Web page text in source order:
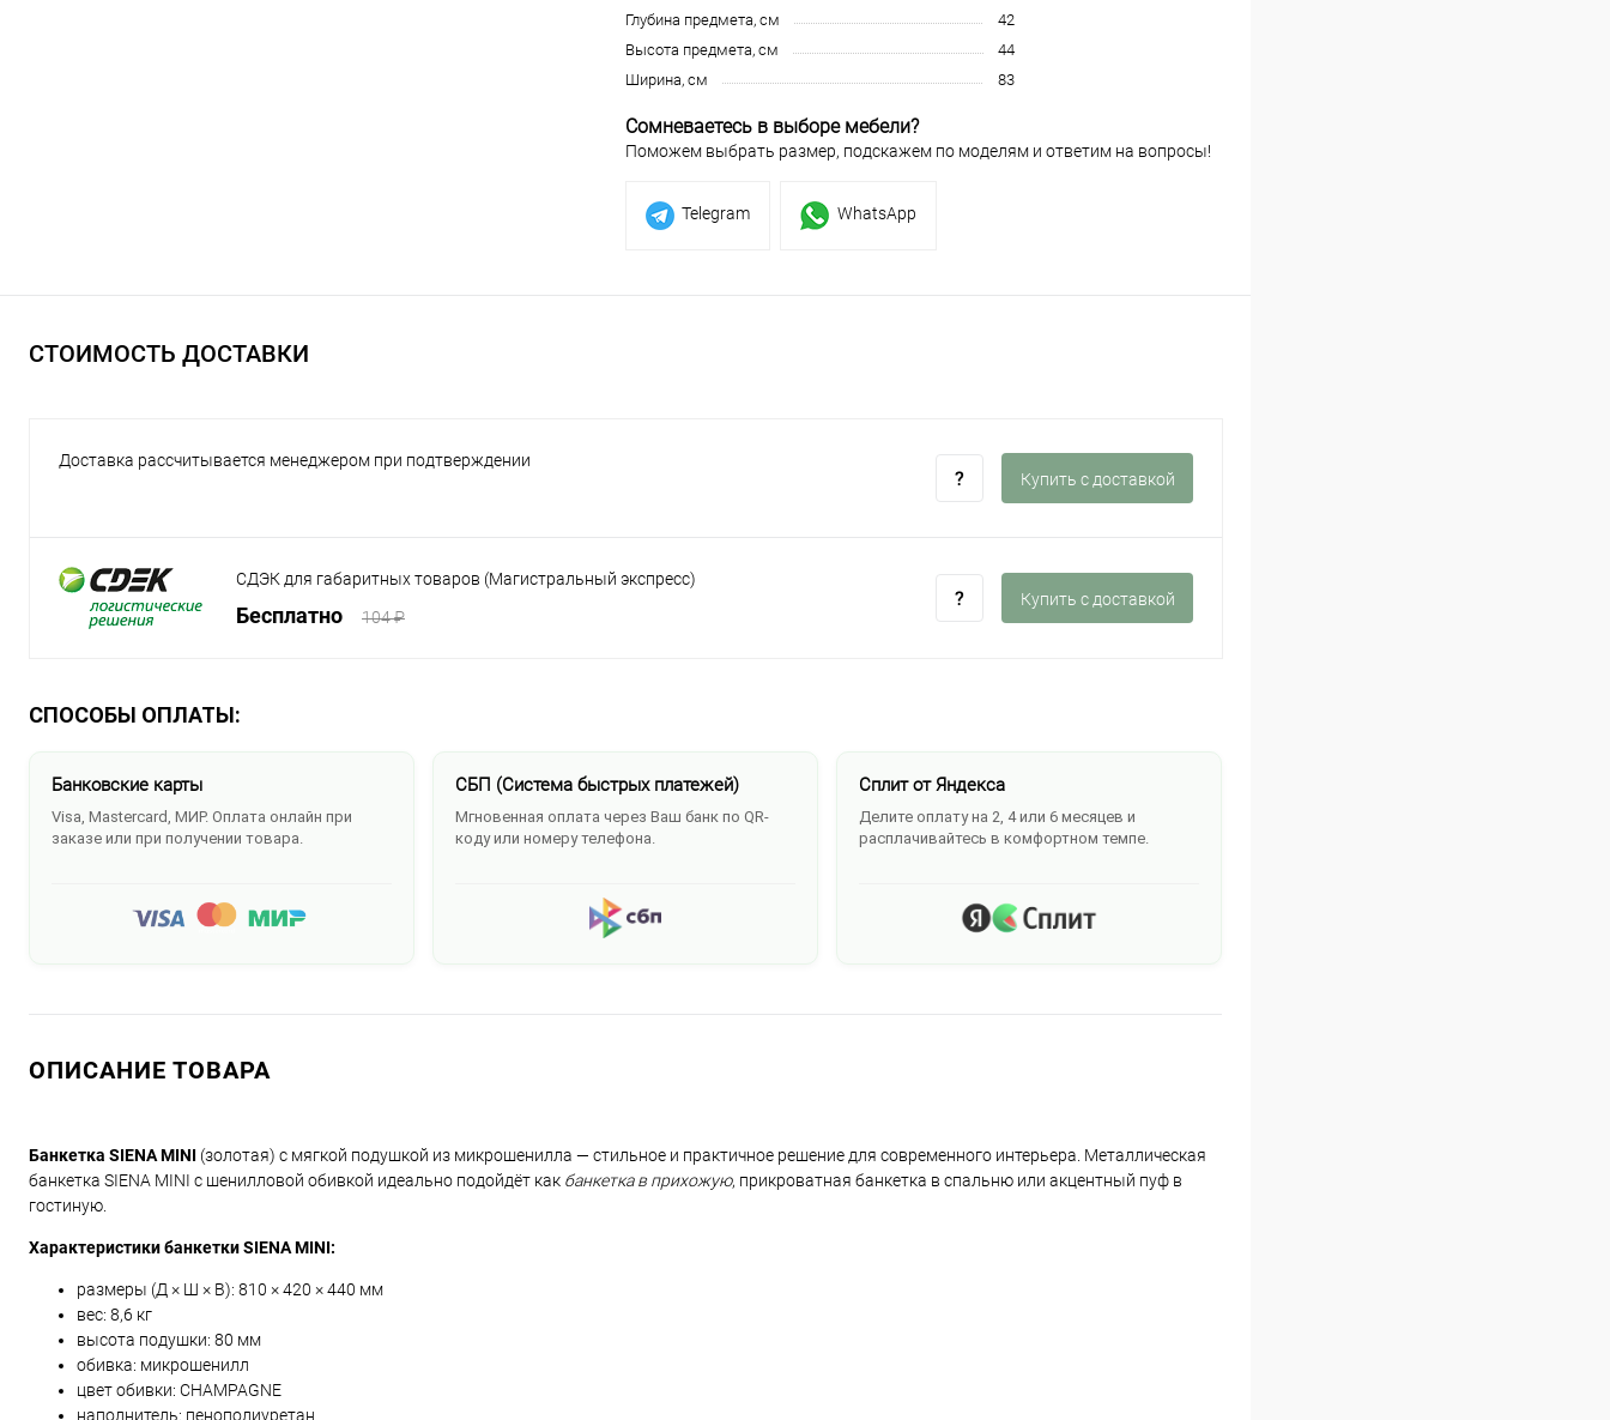
Глубина предмета, см
42
Высота предмета, см
44
Ширина, см
83
Сомневаетесь в выборе мебели?
Поможем выбрать размер, подскажем по моделям и ответим на вопросы!
Telegram WhatsApp
СТОИМОСТЬ ДОСТАВКИ
Доставка рассчитывается менеджером при подтверждении
Купить c доставкой
СДЭК для габаритных товаров (Магистральный экспресс)
Бесплатно 104 ₽
Купить c доставкой
СПОСОБЫ ОПЛАТЫ:
Банковские карты
Visa, Mastercard, МИР. Оплата онлайн при
заказе или при получении товара.
СБП (Система быстрых платежей)
Мгновенная оплата через Ваш банк по QR-
коду или номеру телефона.
Сплит от Яндекса
Делите оплату на 2, 4 или 6 месяцев и
расплачивайтесь в комфортном темпе.
ОПИСАНИЕ ТОВАРА
Банкетка SIENA MINI (золотая) с мягкой подушкой из микрошенилла — стильное и практичное решение для современного интерьера. Металлическая
банкетка SIENA MINI с шенилловой обивкой идеально подойдёт как банкетка в прихожую, прикроватная банкетка в спальню или акцентный пуф в
гостиную.
Характеристики банкетки SIENA MINI:
размеры (Д × Ш × В): 810 × 420 × 440 мм
вес: 8,6 кг
высота подушки: 80 мм
обивка: микрошенилл
цвет обивки: CHAMPAGNE
наполнитель: пенополиуретан